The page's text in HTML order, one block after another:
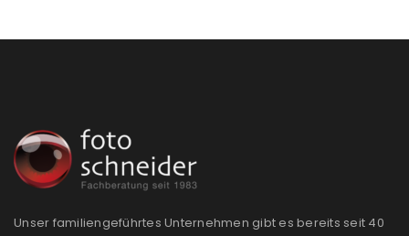
Unser familiengeführtes Unternehmen gibt es bereits seit 40